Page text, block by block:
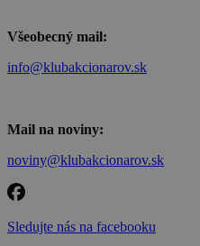
Všeobecný mail:
info@klubakcionarov.sk
Mail na noviny:
noviny@klubakcionarov.sk
Sledujte nás na facebooku